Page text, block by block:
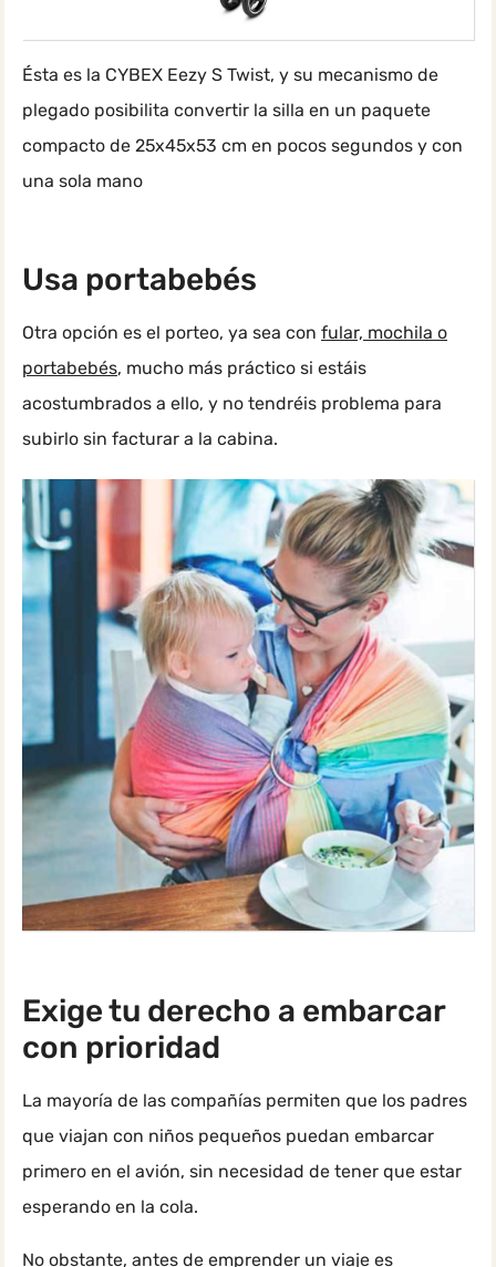
Ésta es la CYBEX Eezy S Twist, y su mecanismo de
plegado posibilita convertir la silla en un paquete
compacto de 25x45x53 cm en pocos segundos y con
una sola mano
Usa portabebés
Otra opción es el porteo, ya sea con fular, mochila o
portabebés, mucho más práctico si estáis
acostumbrados a ello, y no tendréis problema para
subirlo sin facturar a la cabina.
Exige tu derecho a embarcar
con prioridad
La mayoría de las compañías permiten que los padres
que viajan con niños pequeños puedan embarcar
primero en el avión, sin necesidad de tener que estar
esperando en la cola.
No obstante, antes de emprender un viaje es